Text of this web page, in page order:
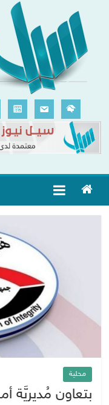
محلية
بتعاون مُديريَّة